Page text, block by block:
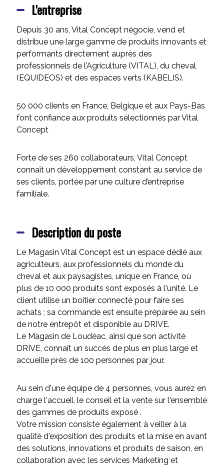
L'entreprise
Depuis 30 ans, Vital Concept négocie, vend et
distribue une large gamme de produits innovants et
performants directement auprès des
professionnels de l’Agriculture (VITAL), du cheval
(EQUIDEOS) et des espaces verts (KABELIS).
50 000 clients en France, Belgique et aux Pays-Bas
font confiance aux produits sélectionnés par Vital
Concept
Forte de ses 260 collaborateurs, Vital Concept
connaît un développement constant au service de
ses clients, portée par une culture d’entreprise
familiale.
Description du poste
Le Magasin Vital Concept est un espace dédié aux
agriculteurs, aux professionnels du monde du
cheval et aux paysagistes, unique en France, où
plus de 10 000 produits sont exposés à l'unité. Le
client utilise un boitier connecté pour faire ses
achats ; sa commande est ensuite préparée au sein
de notre entrepôt et disponible au DRIVE.
Le Magasin de Loudéac, ainsi que son activité
DRIVE, connaît un succès de plus en plus large et
accueille près de 100 personnes par jour.
Au sein d'une équipe de 4 personnes, vous aurez en
charge l'accueil, le conseil et la vente sur l'ensemble
des gammes de produits exposé .
Votre mission consiste également à veiller à la
qualité d'exposition des produits et la mise en avant
des solutions, innovations et produits de saison, en
collaboration avec les services Marketing et